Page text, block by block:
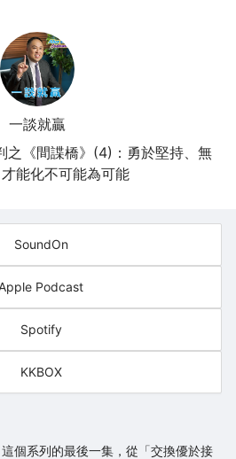
一談就贏
之《間諜橋》(4)：勇於堅持、無
能化不可能為可能
SoundOn
Podcast
Spotify
KKBOX
個系列的最後一集，從「交換優於接